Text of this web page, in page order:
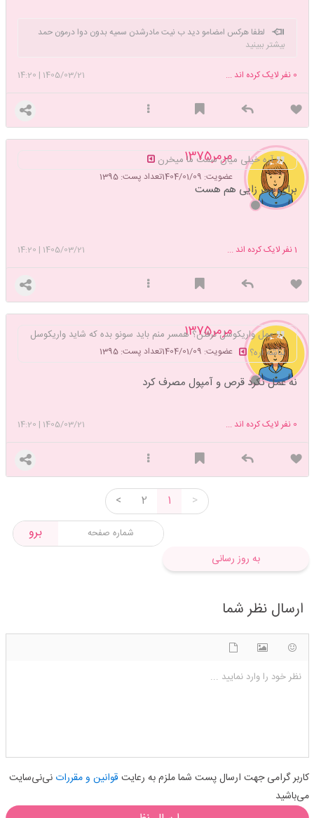
لطفا هرکس امضامو دید ب نیت مادرشدن سمیه بدون دوا درمون حمد
صلوات بخونه ممنون
بیشتر ببینید
1405/03/21
|
14:20 0 نفر لایک کرده اند ...
مرمر1375
عضویت: 1404/01/09 تعداد پست: 1395
آره خیلی میان سمت ما میخرن
برای پسر زایی هم هست
1405/03/21
|
14:20 1نفر لایک کرده اند ...
مرمر1375
عضویت: 1404/01/09 تعداد پست: 1395
عمل واریکوسل نرفتن؟ همسر منم باید سونو بده که شاید واریکوسل
نباشه اره؟
نه عمل نکرد قرص و آمپول مصرف کرد
1405/03/21
|
14:20 0 نفر لایک کرده اند ...
>
1
2
<
برو
به روز رسانی
ارسال نظر شما
نظر خود را وارد نمایید ...
کاربر گرامی جهت ارسال پست شما ملزم به رعایت قوانین و مقرراتنی‌نی‌سایت
می‌باشید